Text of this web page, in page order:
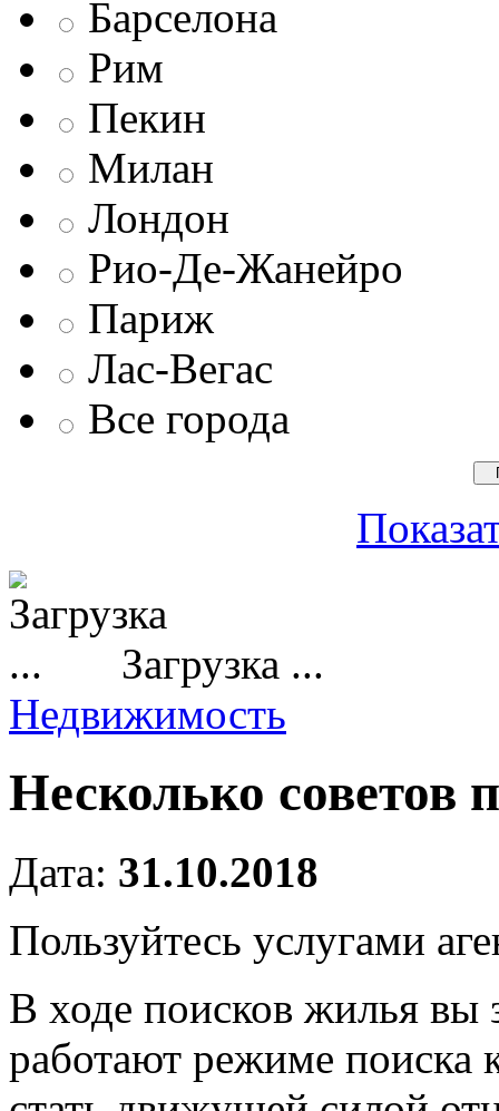
Барселона
Рим
Пекин
Милан
Лондон
Рио-Де-Жанейро
Париж
Лас-Вегас
Все города
Загрузка ...
Недвижимость
Несколько советов
Дата: 31.10.2018
Пользуйтесь услугами
В ходе поисков жилья вы
работают режиме поиска